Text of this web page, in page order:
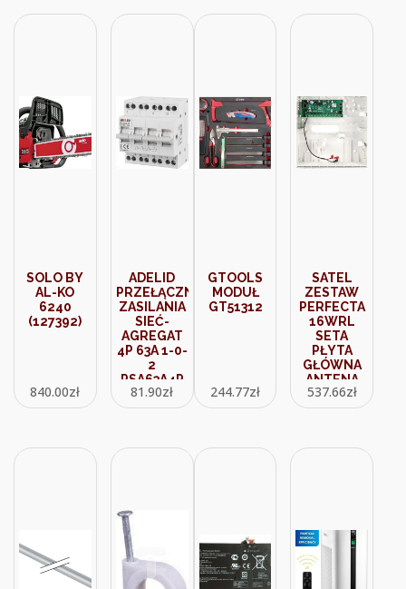
SOLO BY
AL-KO
6240
(127392)
840.00zł
ADELID
PRZEŁĄCZNIK
ZASILANIA
SIEĆ-
AGREGAT
4P 63A 1-0-
2
PSA63A4P
81.90zł
GTOOLS
MODUŁ
GT51312
244.77zł
SATEL
ZESTAW
PERFECTA
16WRL
SETA
PŁYTA
GŁÓWNA
ANTENA
OBUDOWA
13236
537.66zł